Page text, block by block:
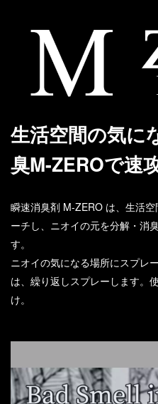
生活空間の気に
臭M-ZEROで速
瞬速消臭剤 M-ZERO は、生活
ーチし、ニオイの元を分解・消
す。
ニオイの気になる場所にスプレ
は、繰り返しスプレーします。
け。